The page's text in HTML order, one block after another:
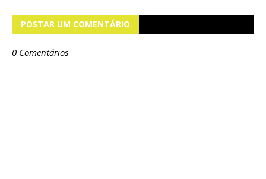
POSTAR UM COMENTÁRIO
0 Comentários